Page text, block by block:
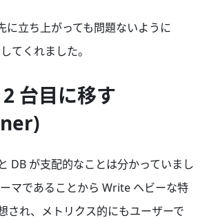
に立ち上がっても問題ないように
てくれました。
台目に移す
DB が支配的なことは分かっていまし
マであることから Write ヘビーな特
され、メトリクス的にもユーザーで